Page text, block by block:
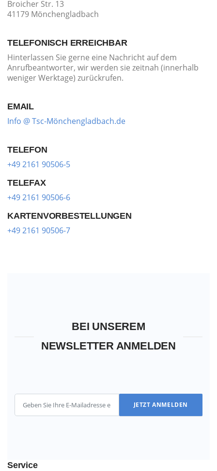
Service
Broicher Str. 13
41179 Mönchengladbach
TELEFONISCH ERREICHBAR
Hinterlassen Sie gerne eine Nachricht auf dem
Anrufbeantworter, wir werden sie zeitnah (innerhalb
weniger Werktage) zurückrufen.
EMAIL
Info @ Tsc-Mönchengladbach.de
TELEFON
+49 2161 90506-5
TELEFAX
+49 2161 90506-6
KARTENVORBESTELLUNGEN
+49 2161 90506-7
BEI UNSEREM
NEWSLETTER ANMELDEN
JETZT ANMELDEN